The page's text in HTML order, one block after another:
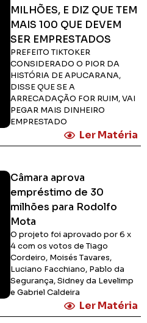
MILHÕES, E DIZ QUE TEM
MAIS 100 QUE DEVEM
SER EMPRESTADOS
PREFEITO TIKTOKER
CONSIDERADO O PIOR DA
HISTÓRIA DE APUCARANA,
DISSE QUE SE A
ARRECADAÇÃO FOR RUIM, VAI
PEGAR MAIS DINHEIRO
EMPRESTADO
Ler Matéria
Câmara aprova
empréstimo de 30
milhões para Rodolfo
Mota
O projeto foi aprovado por 6 x
4 com os votos de Tiago
Cordeiro, Moisés Tavares,
Luciano Facchiano, Pablo da
Segurança, Sidney da Levelimp
e Gabriel Caldeira
Ler Matéria